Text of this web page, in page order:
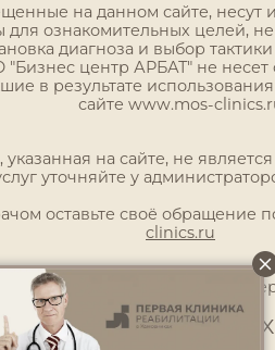
на данном сайте, несут
для ознакомительных целей,
диагноза и выбор
центр АРБАТ" не несет
в результате
сайте www.mos-
на сайте, не
уточняйте у
оставьте своё обращение
clinics.ru
к своим пациентам с
какие-либо коды